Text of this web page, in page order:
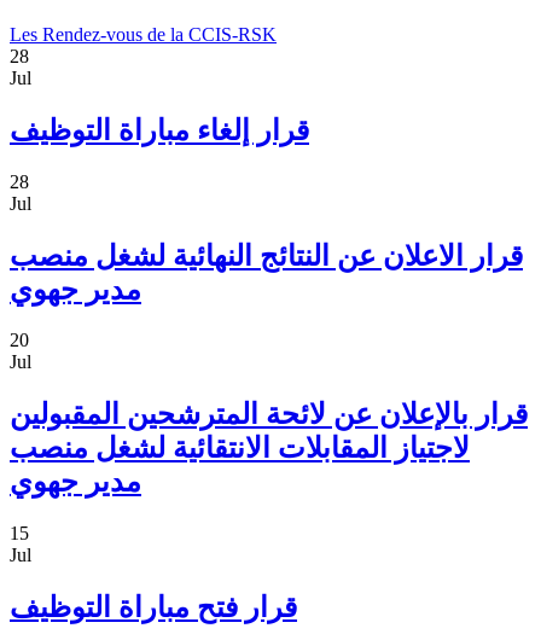
Les Rendez-vous de la CCIS-RSK
28
Jul
قرار إلغاء مباراة التوظيف
28
Jul
قرار الاعلان عن النتائج النهائية لشغل منصب
مدير جهوي
20
Jul
قرار بالإعلان عن لائحة المترشحين المقبولين
لاجتياز المقابلات الانتقائية لشغل منصب
مدير جهوي
15
Jul
قرار فتح مباراة التوظيف